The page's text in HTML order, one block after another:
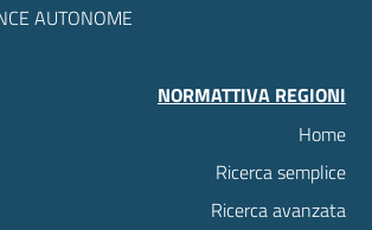
AUTONOME
NORMATTIVA REGIONI
Home
Ricerca semplice
Ricerca avanzata